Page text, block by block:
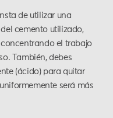
de utilizar una
cemento utilizado,
el trabajo
También, debes
(ácido) para quitar
será más